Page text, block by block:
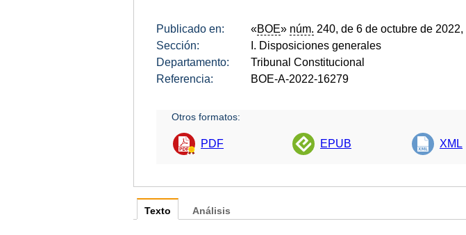
Publicado en: «BOE» núm. 240, de 6 de octubre de
Sección:
I. Disposiciones generales
Departamento:
Tribunal Constitucional
Referencia:
BOE-A-2022-16279
Otros formatos:
PDF EPUB XML
Texto Análisis